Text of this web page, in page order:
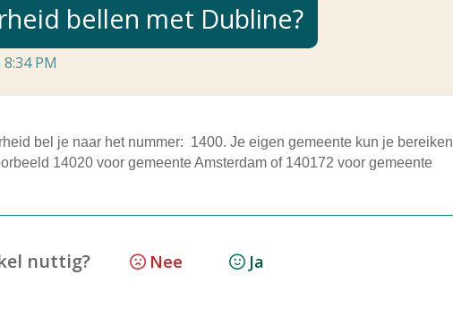
bellen met Dubline?
PM
bel je naar het nummer: 1400. Je eigen gemeente kun je bereiken
14020 voor gemeente Amsterdam of 140172 voor gemeente
nuttig? Nee Ja